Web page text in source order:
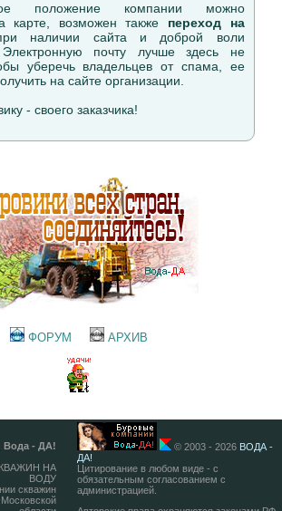
положение компании можно
карте, возможен также переход на
наличии сайта и доброй воли
почту лучше здесь не
уберечь владельцев от спама, ее
на сайте организации.
- своего заказчика!
ФОРУМ АРХИВ
Вода - ДА!
НА
ВОДУ
скважин
© 2003 - 2026 ВОДА -
ДА!
Цитирование в любом виде - с
обязательным согласованием с
администрацией.